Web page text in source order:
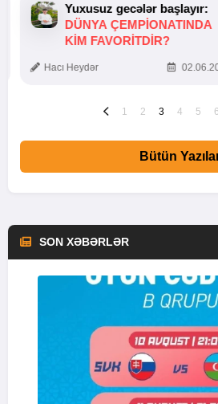
Yuxusuz gecələr başlayır:
DÜNYA ÇEMPIONATINDA
KIM FAVORITDIR?
Hacı Heydər
1 2 3 4 5 6
Bütün
SON XƏBƏRLƏR